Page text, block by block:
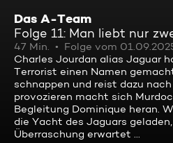
Das A-Team
Folge 11: Man liebt nur
47 Min. Folge vom
Charles Jourdan alias Jaguar
Terrorist einen Namen
schnappen und reist dazu
provozieren macht sich
Begleitung Dominique heran.
die Yacht des Jaguars
Überraschung erwartet ...